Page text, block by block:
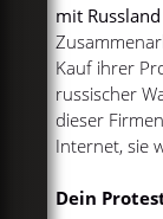
mit
Kauf ihrer
russischer
dieser
Internet, sie
Dein